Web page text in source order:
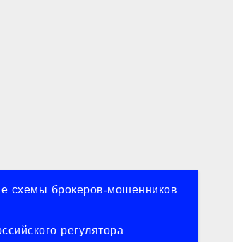
схемы брокеров-мошенников
регулятора